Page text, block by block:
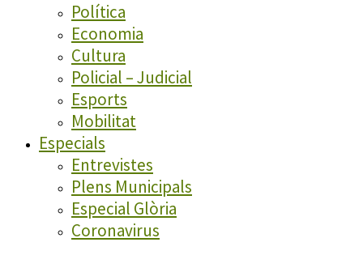
Política
Economia
Cultura
Policial – Judicial
Esports
Mobilitat
Especials
Entrevistes
Plens Municipals
Especial Glòria
Coronavirus